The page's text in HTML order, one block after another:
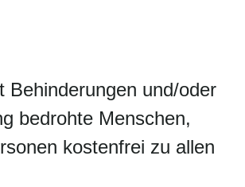
und/oder
bedrohte Menschen,
kostenfrei zu allen